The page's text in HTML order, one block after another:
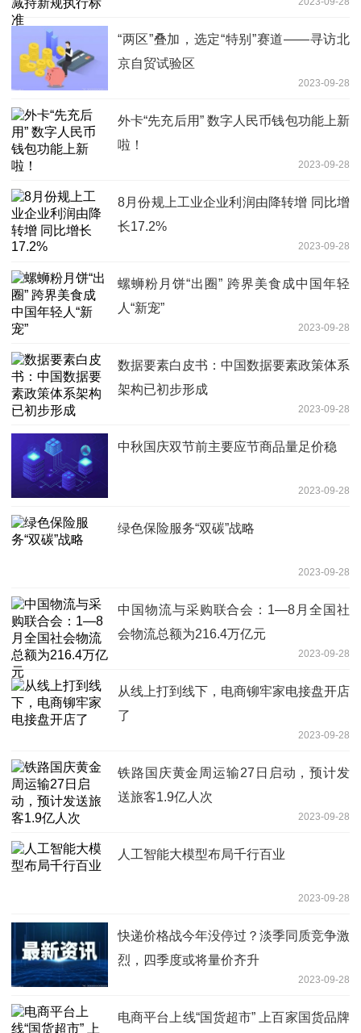
“两区”叠加，选定“特别”赛道——寻访北
京自贸试验区
2023-09-28
外卡“先充后用” 数字人民币钱包功能上新
啦！
2023-09-28
8月份规上工业企业利润由降转增 同比增
长17.2%
2023-09-28
螺蛳粉月饼“出圈” 跨界美食成中国年轻
人“新宠”
2023-09-28
数据要素白皮书：中国数据要素政策体系
架构已初步形成
2023-09-28
中秋国庆双节前主要应节商品量足价稳
2023-09-28
绿色保险服务“双碳”战略
2023-09-28
中国物流与采购联合会：1—8月全国社
会物流总额为216.4万亿元
2023-09-28
从线上打到线下，电商铆牢家电接盘开店
了
2023-09-28
铁路国庆黄金周运输27日启动，预计发
送旅客1.9亿人次
2023-09-28
人工智能大模型布局千行百业
2023-09-28
快递价格战今年没停过？淡季同质竞争激
烈，四季度或将量价齐升
2023-09-28
电商平台上线“国货超市” 上百家国货品牌